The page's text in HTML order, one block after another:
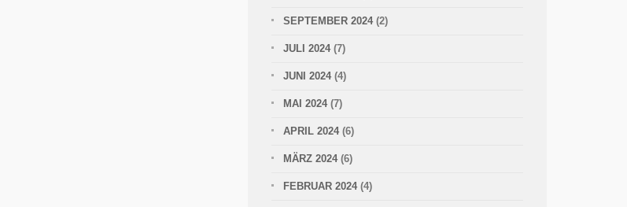
SEPTEMBER 2024 (2)
JULI 2024 (7)
JUNI 2024 (4)
MAI 2024 (7)
APRIL 2024 (6)
MÄRZ 2024 (6)
FEBRUAR 2024 (4)